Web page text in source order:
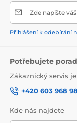
Zde napište
Přihlášení k odebírání
Potřebujete
Zákaznický servis
+420 603 968
Kde nás najdete